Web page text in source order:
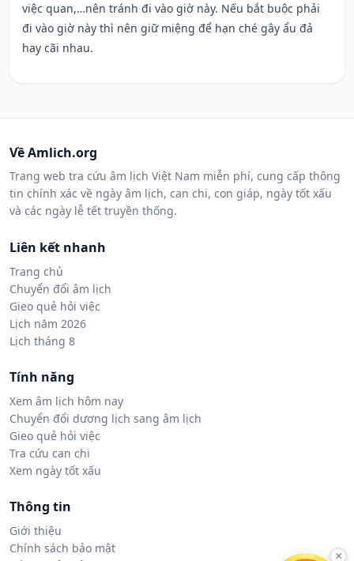
việc quan,…nên tránh đi vào giờ này. Nếu bắt buộc phải
đi vào giờ này thì nên giữ miệng để hạn ché gây ẩu đả
hay cãi nhau.
Về Amlich.org
Trang web tra cứu âm lịch Việt Nam miễn phí, cung cấp thông
tin chính xác về ngày âm lịch, can chi, con giáp, ngày tốt xấu
và các ngày lễ tết truyền thống.
Liên kết nhanh
Trang chủ
Chuyển đổi âm lịch
Gieo quẻ hỏi việc
Lịch năm 2026
Lịch tháng 8
Tính năng
Xem âm lịch hôm nay
Chuyển đổi dương lịch sang âm lịch
Gieo quẻ hỏi việc
Tra cứu can chi
Xem ngày tốt xấu
Thông tin
Giới thiệu
Chính sách bảo mật
×